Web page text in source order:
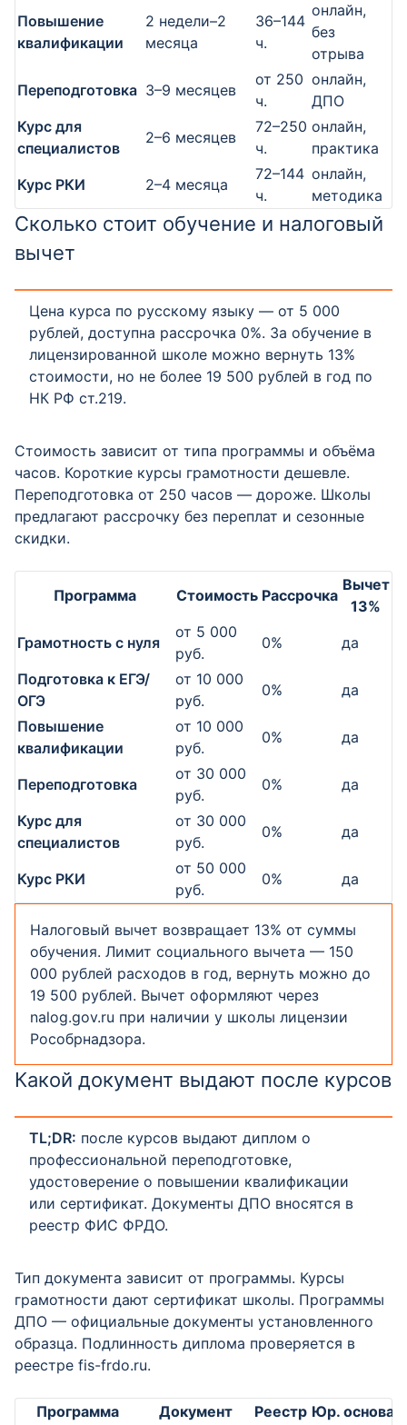
Повышение
квалификации
2 недели–2
месяца
36–144
ч.
онлайн,
без
отрыва
Переподготовка 3–9 месяцев
от 250
ч.
онлайн,
ДПО
Курс для
специалистов
2–6 месяцев
72–250
ч.
онлайн,
практика
Курс РКИ
2–4 месяца
72–144
ч.
онлайн,
методика
Сколько стоит обучение и налоговый
вычет
Цена курса по русскому языку — от 5 000
рублей, доступна рассрочка 0%. За обучение в
лицензированной школе можно вернуть 13%
стоимости, но не более 19 500 рублей в год по
НК РФ ст.219.
Стоимость зависит от типа программы и объёма
часов. Короткие курсы грамотности дешевле.
Переподготовка от 250 часов — дороже. Школы
предлагают рассрочку без переплат и сезонные
скидки.
Программа Стоимость Рассрочка
Вычет
13%
Грамотность с нуля
от 5 000
руб.
0%
да
Подготовка к ЕГЭ/
ОГЭ
от 10 000
руб.
0%
да
Повышение
квалификации
от 10 000
руб.
0% да
Переподготовка
от 30 000
руб.
0%
да
Курс для
специалистов
от 30 000
руб.
0% да
Курс РКИ
от 50 000
руб.
0% да
Налоговый вычет возвращает 13% от суммы
обучения. Лимит социального вычета — 150
000 рублей расходов в год, вернуть можно до
19 500 рублей. Вычет оформляют через
nalog.gov.ru при наличии у школы лицензии
Рособрнадзора.
Какой документ выдают после курсов
TL;DR: после курсов выдают диплом о
профессиональной переподготовке,
удостоверение о повышении квалификации
или сертификат. Документы ДПО вносятся в
реестр ФИС ФРДО.
Тип документа зависит от программы. Курсы
грамотности дают сертификат школы. Программы
ДПО — официальные документы установленного
образца. Подлинность диплома проверяется в
реестре fis-frdo.ru.
Программа Документ Реестр Юр. основа